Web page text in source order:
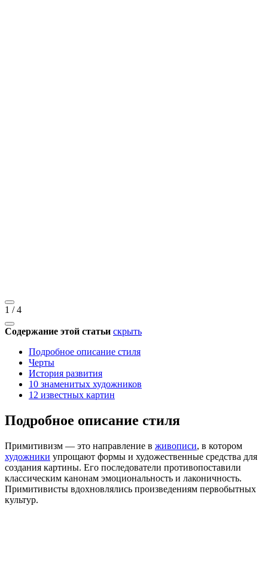
1 /4
Содержание этой статьи скрыть
Подробное описание стиля
Черты
История развития
10 знаменитых художников
12 известных картин
Подробное описание стиля
Примитивизм — это направление в живописи, в котором
художники упрощают формы и художественные средства для
создания картины. Его последователи противопоставили
классическим канонам эмоциональность и лаконичность.
Примитивисты вдохновлялись произведениям первобытных
культур.